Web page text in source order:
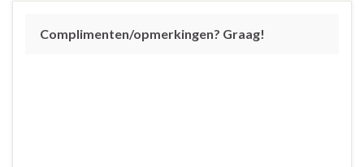
Complimenten/opmerkingen? Graag!